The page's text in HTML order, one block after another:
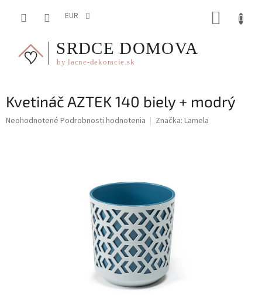
EUR
Kvetináč AZTEK 140 biely + modrý
Priemerné
Neohodnotené Podrobnosti hodnotenia Značka: Lamela